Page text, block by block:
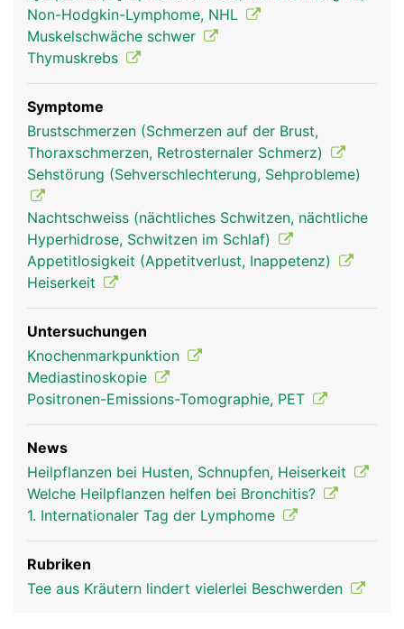
bestimmte Abwehrzellen - die T-Lymphozyten, die
zu den weissen Blutkörperchen gehören -
produziert und auf ihre Aufgabe vorbereitet.
Knochenmark, die Lymphknoten und die Milz. Der
Thymus produziert ausserdem Thymushormone,
die unter anderem das Körperwachstum, den
Knochenstoffwechsel und den Energiehaushalt
unterstützen. Schon den alten Griechen war
bekannt, dass die Thymusdrüse die
"Lebensenergie" steuert: Das griechische Wort
"thymos" bedeutet Lebensenergie.
Thymusdrüse Frau
Thymusdrüse
Mann
Non-Hodgkin-Lymphome, NHL
Muskelschwäche schwer
Thymuskrebs
Symptome
Brustschmerzen (Schmerzen auf der Brust,
Thoraxschmerzen, Retrosternaler Schmerz)
Sehstörung (Sehverschlechterung, Sehprobleme)
Nachtschweiss (nächtliches Schwitzen, nächtliche
Hyperhidrose, Schwitzen im Schlaf)
Appetitlosigkeit (Appetitverlust, Inappetenz)
Heiserkeit
Untersuchungen
Knochenmarkpunktion
Mediastinoskopie
Positronen-Emissions-Tomographie, PET
News
Heilpflanzen bei Husten, Schnupfen, Heiserkeit
Welche Heilpflanzen helfen bei Bronchitis?
1. Internationaler Tag der Lymphome
Rubriken
Tee aus Kräutern lindert vielerlei Beschwerden